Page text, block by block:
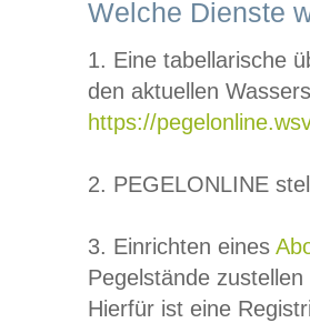
Welche Dienste
1. Eine tabellarische
den aktuellen
https://
2. PEGELONLINE
3. Einrichten eines
Pegelstände
Hierfür ist eine